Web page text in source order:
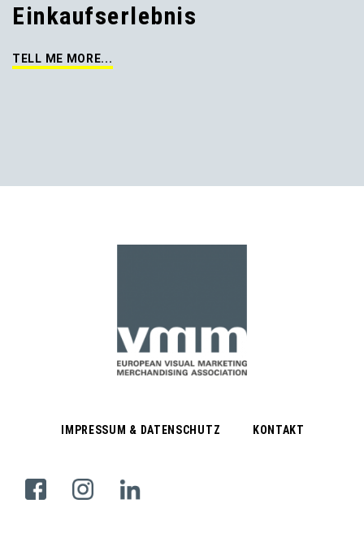
Einkaufserlebnis
TELL ME MORE...
IMPRESSUM & DATENSCHUTZ KONTAKT